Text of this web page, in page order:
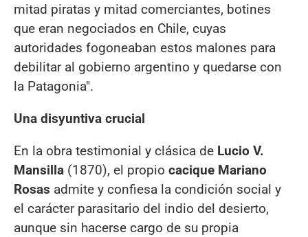
mitad piratas y mitad comerciantes, botines
que eran negociados en Chile, cuyas
autoridades fogoneaban estos malones para
debilitar al gobierno argentino y quedarse con
la Patagonia".
Una disyuntiva crucial
En la obra testimonial y clásica de Lucio V.
Mansilla (1870), el propio cacique Mariano
Rosas admite y confiesa la condición social y
el carácter parasitario del indio del desierto,
aunque sin hacerse cargo de su propia